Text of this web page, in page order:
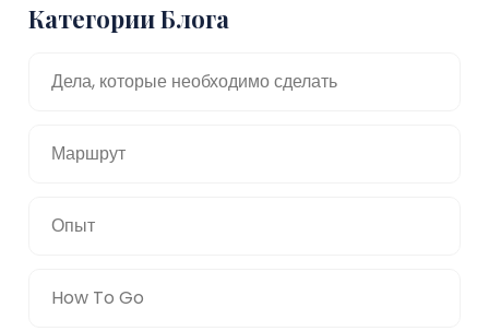
Категории Блога
Дела, которые необходимо сделать
Маршрут
Опыт
How To Go